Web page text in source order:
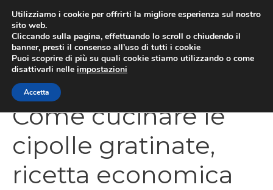
contenuto
Come cucinare le
cipolle gratinate,
ricetta economica
Utilizziamo i cookie per offrirti la migliore esperienza sul nostro
sito web.
Cliccando sulla pagina, effettuando lo scroll o chiudendo il
banner, presti il consenso all’uso di tutti i cookie
Puoi scoprire di più su quali cookie stiamo utilizzando o come
disattivarli nelle impostazioni
Accetta